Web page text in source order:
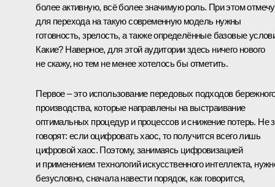
более активную, всё более значимую роль. При этом
для перехода на такую современную модель нужны
готовность, зрелость, а также определённые базовые
Какие? Наверное, для этой аудитории здесь ничего нового
не скажу, но тем не менее хотелось бы отметить.
Первое – это использование передовых подходов
производства, которые направлены на выстраивание
оптимальных процедур и процессов и снижение потерь. Не
говорят: если оцифровать хаос, то получится всего лишь
цифровой хаос. Поэтому, занимаясь цифровизацией
и применением технологий искусственного интеллекта,
безусловно, сначала навести порядок, как говорится,